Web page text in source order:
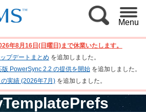
Menu
年8月16日(日曜日)まで休業いたします。
プデートまとめ を追加しました。
版 PowerSync 2.2 の提供を開始を追加しました。
実績 (2026年7月)を追加しました。